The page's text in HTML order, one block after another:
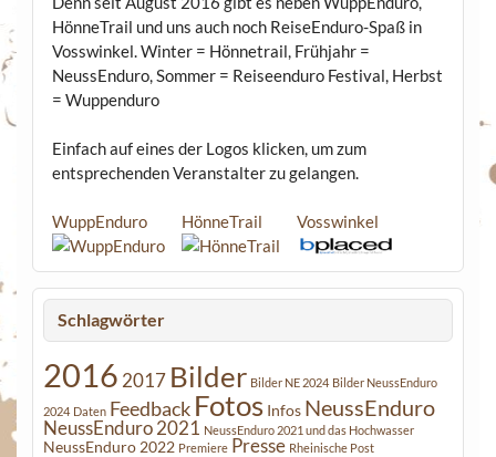
HönneTrail und uns auch noch ReiseEnduro-Spaß in
Vosswinkel. Winter = Hönnetrail, Frühjahr =
NeussEnduro, Sommer = Reiseenduro Festival, Herbst
= Wuppenduro
Einfach auf eines der Logos klicken, um zum
entsprechenden Veranstalter zu gelangen.
WuppEnduro HönneTrail Vosswinkel
Schlagwörter
2016 2017 Bilder Bilder NE 2024 Bilder NeussEnduro
2024 Daten Feedback Fotos Infos NeussEnduro
NeussEnduro 2021 NeussEnduro 2021 und das Hochwasser
NeussEnduro 2022 Premiere Presse Rheinische Post